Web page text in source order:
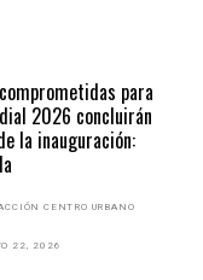
para
2026 concluirán
la inauguración:
CENTRO URBANO
22, 2026